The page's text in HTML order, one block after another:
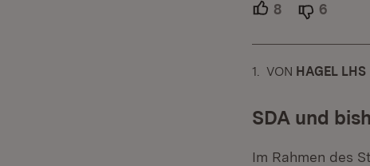
8 Unterstützer.
6
1. KOMMENTAR
VON :HAGEL LHS
SDA und
Im Rahmen des